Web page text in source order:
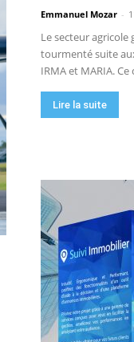
Emmanuel Mozar -
Le secteur
tourmenté suite
IRMA et MARIA.
Lire la suite